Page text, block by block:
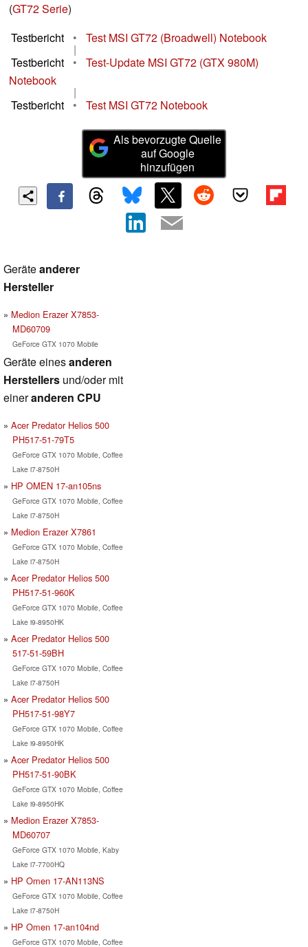
(GT72 Serie)
Testbericht
• Test MSI GT72 (Broadwell) Notebook
|
Testbericht
•
Test-Update MSI GT72 (GTX 980M)
Notebook
|
Testbericht
• Test MSI GT72 Notebook
Als bevorzugte Quelle
auf Google
hinzufügen
Geräteanderer
Hersteller
Medion Erazer X7853-
MD60709
GeForce GTX 1070 Mobile
Geräte einesanderen
Herstellers und/oder mit
eineranderen CPU
Acer Predator Helios 500
PH517-51-79T5
GeForce GTX 1070 Mobile, Coffee
Lake i7-8750H
HP OMEN 17-an105ns
GeForce GTX 1070 Mobile, Coffee
Lake i7-8750H
Medion Erazer X7861
GeForce GTX 1070 Mobile, Coffee
Lake i7-8750H
Acer Predator Helios 500
PH517-51-960K
GeForce GTX 1070 Mobile, Coffee
Lake i9-8950HK
Acer Predator Helios 500
517-51-59BH
GeForce GTX 1070 Mobile, Coffee
Lake i7-8750H
Acer Predator Helios 500
PH517-51-98Y7
GeForce GTX 1070 Mobile, Coffee
Lake i9-8950HK
Acer Predator Helios 500
PH517-51-90BK
GeForce GTX 1070 Mobile, Coffee
Lake i9-8950HK
Medion Erazer X7853-
MD60707
GeForce GTX 1070 Mobile, Kaby
Lake i7-7700HQ
HP Omen 17-AN113NS
GeForce GTX 1070 Mobile, Coffee
Lake i7-8750H
HP Omen 17-an104nd
GeForce GTX 1070 Mobile, Coffee